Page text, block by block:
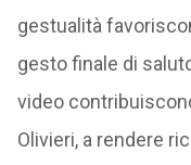
gestualità
gesto finale di
video
Olivieri, a rendere